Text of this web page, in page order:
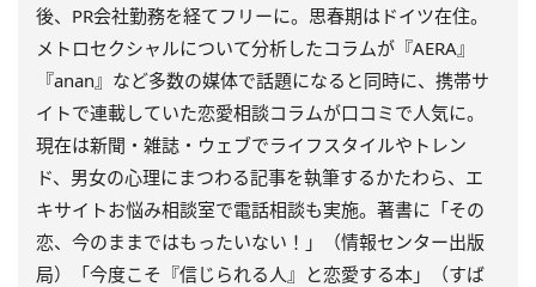
後、PR会社勤務を経てフリーに。思春期はドイツ在住。
メトロセクシャルについて分析したコラムが『AERA』
『anan』など多数の媒体で話題になると同時に、携帯サ
イトで連載していた恋愛相談コラムが口コミで人気に。
現在は新聞・雑誌・ウェブでライフスタイルやトレン
ド、男女の心理にまつわる記事を執筆するかたわら、エ
キサイトお悩み相談室で電話相談も実施。著書に「その
恋、今のままではもったいない！」（情報センター出版
局）「今度こそ『信じられる人』と恋愛する本」（すば